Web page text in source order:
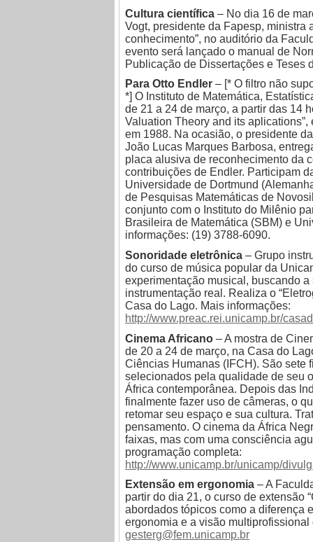
Cultura científica – No dia 16 de
Vogt, presidente da Fapesp, ministra
conhecimento”, no auditório da
evento será lançado o manual de
Publicação de Dissertações e Teses
Para Otto Endler – [* O filtro não
*] O Instituto de Matemática,
de 21 a 24 de março, a partir das 14
Valuation Theory and its
em 1988. Na ocasião, o presidente
João Lucas Marques Barbosa,
placa alusiva de reconhecimento da
contribuições de Endler. Participam
Universidade de Dortmund
de Pesquisas Matemáticas de
conjunto com o Instituto do Milênio
Brasileira de Matemática (SBM) e
informações: (19) 3788-6090.
Sonoridade eletrônica – Grupo
do curso de música popular da
experimentação musical, buscando
instrumentação real. Realiza o
Casa do Lago. Mais informações:
http://www.preac.rei.unicamp.br/
Cinema Africano – A mostra de
de 20 a 24 de março, na Casa do
Ciências Humanas (IFCH). São sete
selecionados pela qualidade de seu
África contemporânea. Depois das
finalmente fazer uso de câmeras, o
retomar seu espaço e sua cultura.
pensamento. O cinema da África
faixas, mas com uma consciência
programação completa:
http://www.unicamp.br/unicamp/
Extensão em ergonomia – A
partir do dia 21, o curso de extensão
abordados tópicos como a diferença
ergonomia e a visão
gesterg@fem.unicamp.br